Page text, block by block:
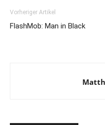
Vorheriger Artikel
FlashMob: Man in Black